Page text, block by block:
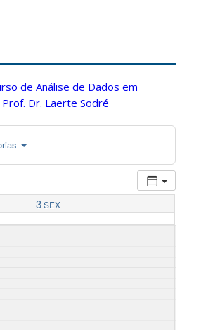
de Análise de Dados em
Dr. Laerte Sodré
3SEX